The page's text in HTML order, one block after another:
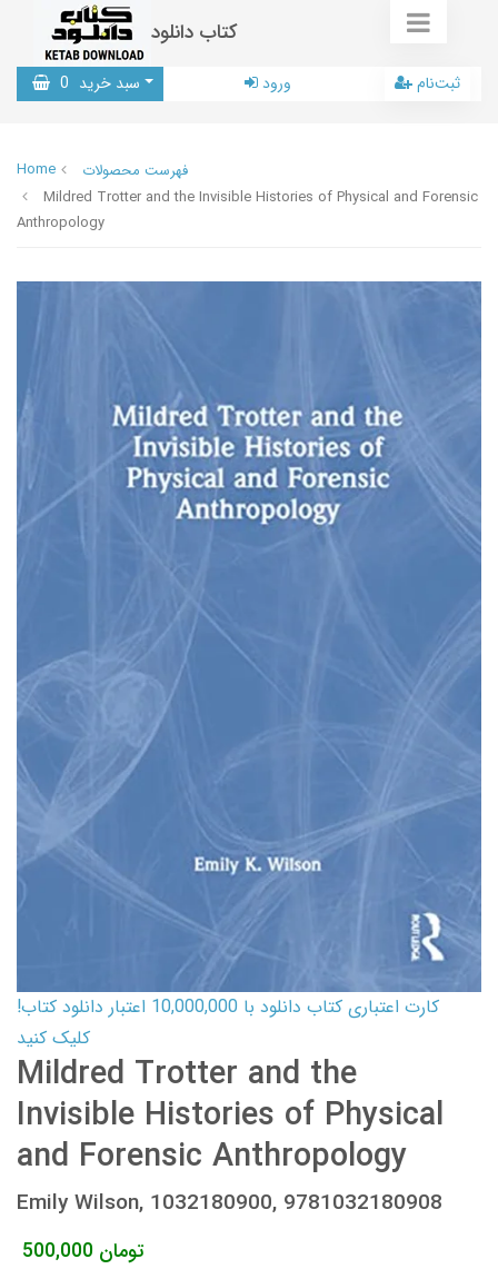
کتاب دانلود
سبد خرید 0 ورود ثبت‌نام
Home
فهرست محصولات
Mildred Trotter and the Invisible Histories of Physical and Forensic
Anthropology
کارت اعتباری کتاب دانلود با 10,000,000 اعتبار دانلود کتاب!
کلیک کنید
Mildred Trotter and the
Invisible Histories of Physical
and Forensic Anthropology
Emily Wilson, 1032180900, 9781032180908
500,000 تومان